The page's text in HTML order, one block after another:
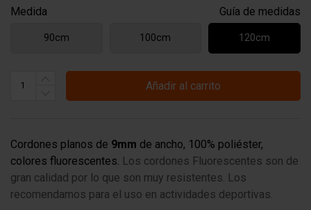
Guía de medidas
Medida
90cm 100cm 120cm
Añadir al carrito
Cordones planos de 9mm de ancho, 100% poliéster,
colores fluorescentes. Los cordones Fluorescentes son de
gran calidad por lo que son muy resistentes. Los
recomendamos para el uso en actividades deportivas.